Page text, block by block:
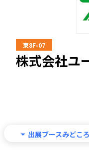
東8F-07
株式会社ユ
出展ブースみどころ